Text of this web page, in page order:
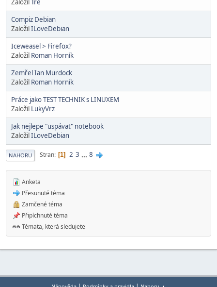
Compiz Debian
ZaložilILoveDebian
Iceweasel > Firefox?
Založil Roman Horník
Zemřel Ian Murdock
Založil Roman Horník
Práce jako TEST TECHNIK s LINUXEM
Založil LukyVrz
Jak nejlepe "uspávat" notebook
ZaložilILoveDebian
NAHORU Stran 1 2 3 ... 8
Anketa
Přesunuté téma
Zamčené téma
Připíchnuté téma
Témata, která sledujete